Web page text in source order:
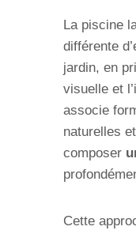
La piscine
différente
jardin, en
visuelle et
associe
naturelles
composer
Cette